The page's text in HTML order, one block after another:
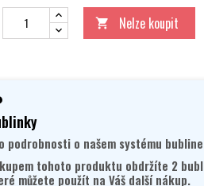
 Nelze koupit
podrobnosti o našem systému
tohoto produktu obdržíte 2
můžete použít na Váš další nákup.